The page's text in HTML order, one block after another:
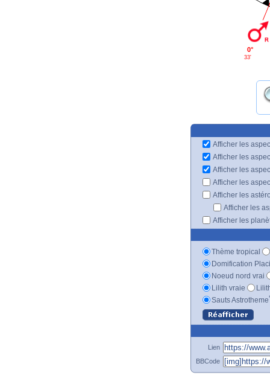
0°
33'
Afficher les
Afficher les
Afficher les
Afficher les
Afficher les
Afficher les
Afficher les
Thème tropical
Domification
Noeud nord vrai
Lilith vraie
Sauts Astrotheme
Lien
BBCode